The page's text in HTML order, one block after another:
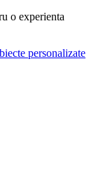
o experienta
personalizate